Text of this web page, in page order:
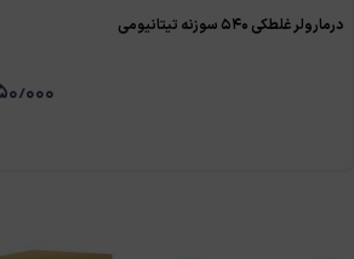
درمارولر غلطکی ۵۴۰ سوزنه تیتانیومی